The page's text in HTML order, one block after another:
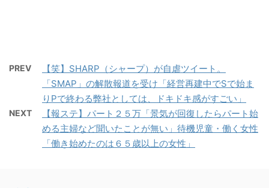
PREV
【笑】SHARP（シャープ）が自虐ツイート。
「SMAP」の解散報道を受け「経営再建中でSで始ま
りPで終わる弊社としては、ドキドキ感がすごい」
NEXT
【報ステ】パート２５万「景気が回復したらパート始
める主婦など聞いたことが無い」待機児童・働く女性
「働き始めたのは６５歳以上の女性」